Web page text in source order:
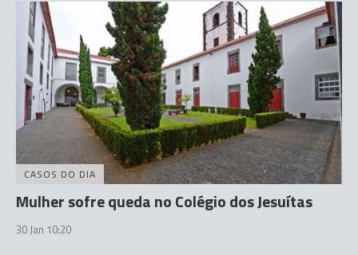
CASOS DO DIA
Mulher sofre queda no Colégio dos Jesuítas
30 Jan 10:20